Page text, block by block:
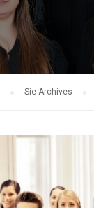
Sie Archives